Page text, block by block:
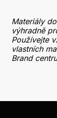
Materiály
výhradně
Používejte
vlastních
Brand